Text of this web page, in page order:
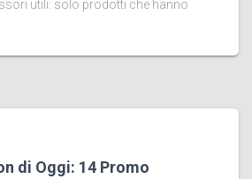
utili: solo prodotti che hanno
di Oggi: 14 Promo